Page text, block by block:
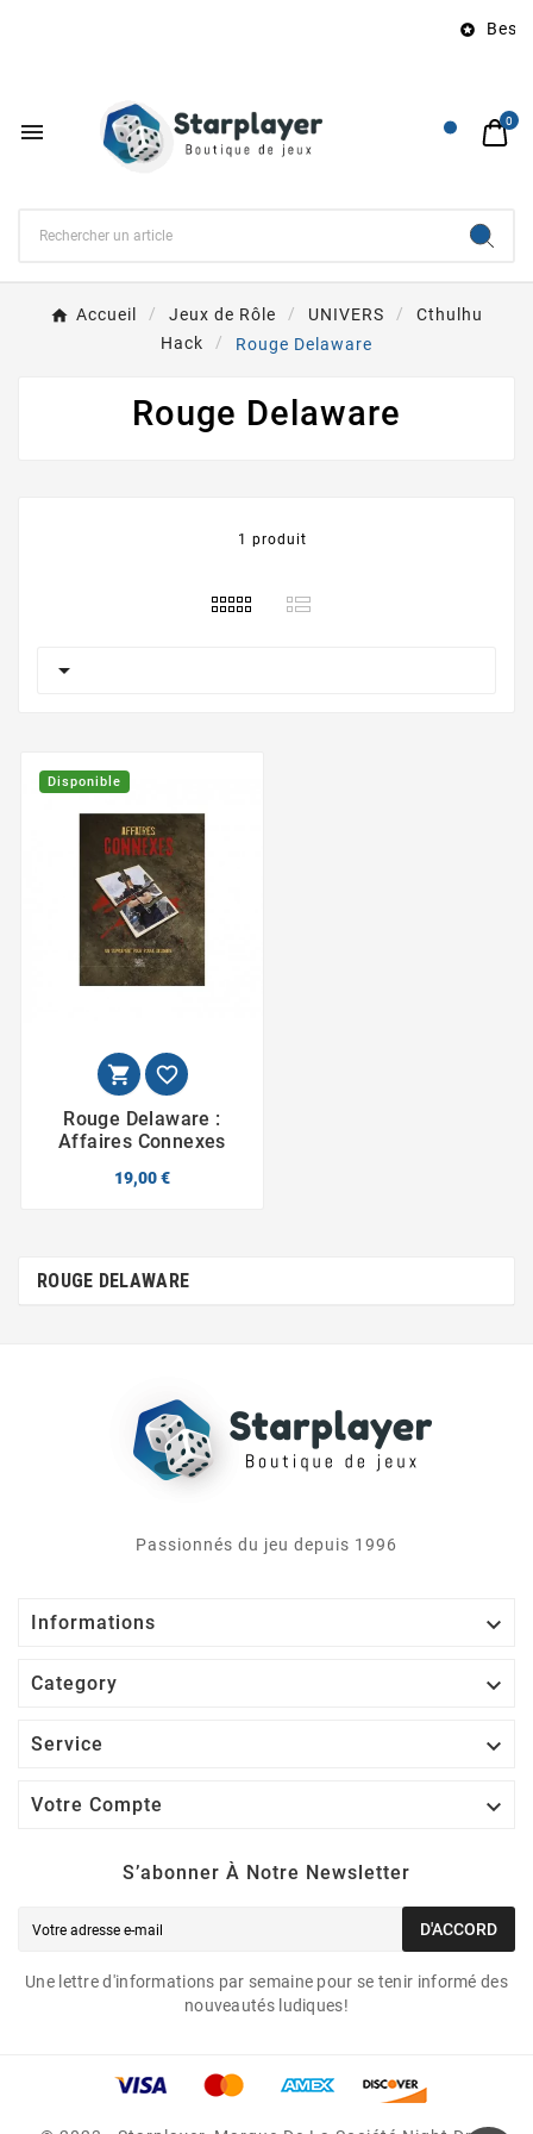

 0
Accueil Jeux de Rôle UNIVERS
Cthulhu
Hack
Rouge Delaware
Rouge Delaware
1 produit

Disponible
 
Rouge Delaware :
Affaires Connexes
19,00 €
ROUGE DELAWARE
Passionnés du jeu depuis 1996
Informations 
Category 
Service 
Votre Compte 
S’abonner À Notre Newsletter
D'ACCORD
Une lettre d'informations par semaine pour se tenir informé des
nouveautés ludiques!